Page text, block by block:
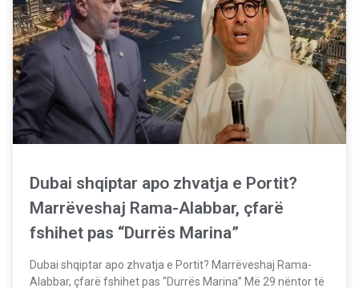
Dubai shqiptar apo zhvatja e Portit?
Marrëveshaj Rama-Alabbar, çfarë
fshihet pas “Durrës Marina”
Dubai shqiptar apo zhvatja e Portit? Marrëveshaj Rama-
Alabbar, çfarë fshihet pas “Durrës Marina” Më 29 nëntor të